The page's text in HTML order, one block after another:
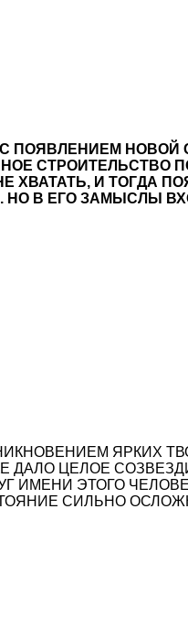
ПОЯВЛЕНИЕМ
СТРОИТЕЛЬСТВО
И ТОГДА
В ЕГО ЗАМЫСЛЫ
ЯРКИХ
ДАЛО ЦЕЛОЕ
ИМЕНИ ЭТОГО
СИЛЬНО